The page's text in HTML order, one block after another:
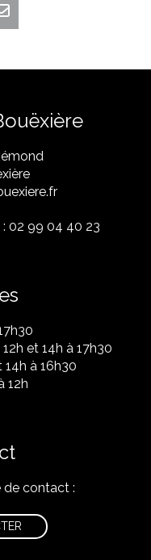
02 99 04 40 23
et 14h à 17h30
14h à 16h30
12h
de contact :